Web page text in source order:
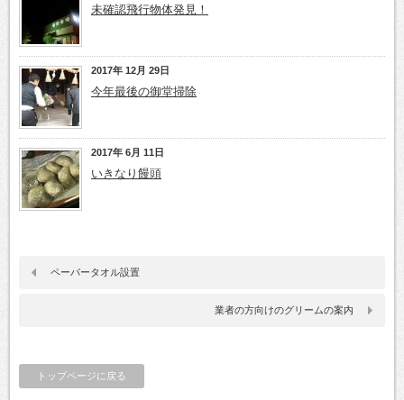
未確認飛行物体発見！
2017年 12月 29日
今年最後の御堂掃除
2017年 6月 11日
いきなり饅頭
ペーパータオル設置
業者の方向けのグリームの案内
トップページに戻る